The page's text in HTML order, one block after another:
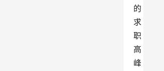
的
求
职
高
峰